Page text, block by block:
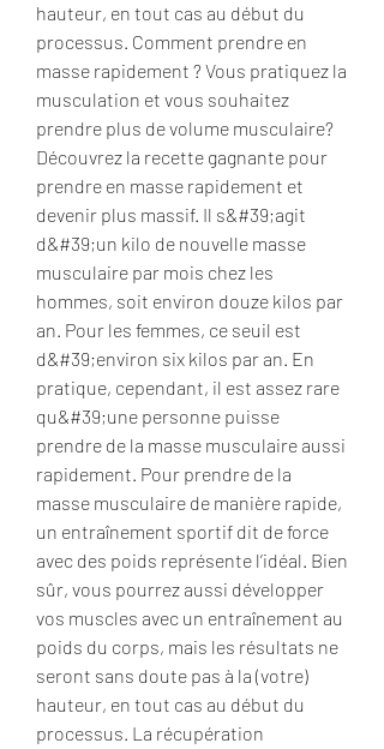
hauteur, en tout cas au début du
processus. Comment prendre en
masse rapidement ? Vous pratiquez la
musculation et vous souhaitez
prendre plus de volume musculaire?
Découvrez la recette gagnante pour
prendre en masse rapidement et
devenir plus massif. Il s&#39;agit
d&#39;un kilo de nouvelle masse
musculaire par mois chez les
hommes, soit environ douze kilos par
an. Pour les femmes, ce seuil est
d&#39;environ six kilos par an. En
pratique, cependant, il est assez rare
qu&#39;une personne puisse
prendre de la masse musculaire aussi
rapidement. Pour prendre de la
masse musculaire de manière rapide,
un entraînement sportif dit de force
avec des poids représente l’idéal. Bien
sûr, vous pourrez aussi développer
vos muscles avec un entraînement au
poids du corps, mais les résultats ne
seront sans doute pas à la (votre)
hauteur, en tout cas au début du
processus. La récupération